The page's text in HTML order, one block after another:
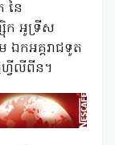
នៃ
ស៊ិក អូទ្រីស
កអគ្គរាជទូត
ហ្វីលីពីន។